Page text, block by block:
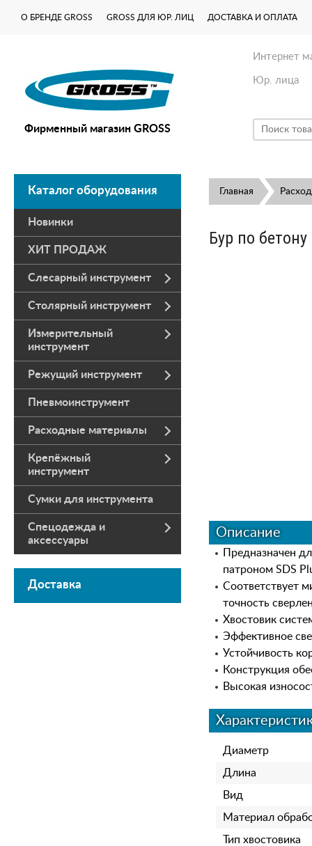
О БРЕНДЕ GROSS GROSS ДЛЯ ЮР. ЛИЦ ДОСТАВКА И ОПЛАТА
Фирменный магазин GROSS
Интернет
Юр. лица
Каталог оборудования
Новинки
ХИТ ПРОДАЖ
Слесарный инструмент
Столярный инструмент
Измерительный
инструмент
Режущий инструмент
Пневмоинструмент
Расходные материалы
Крепёжный
инструмент
Сумки для инструмента
Спецодежда и
аксессуары
Доставка
Главная
Бур по бетону
Описание
Предназначен
патроном SDS
Соответствует
точность
Хвостовик
Эффективное
Устойчивость
Конструкция
Высокая
Диаметр
Длина
Вид
Материал
Тип хвостовика